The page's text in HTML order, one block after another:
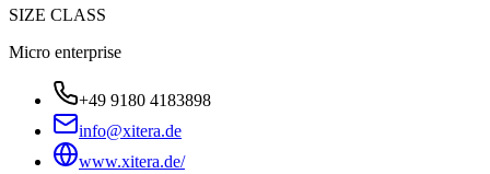
SIZE CLASS
Micro enterprise
+49 9180 4183898
info@xitera.de
www.xitera.de/